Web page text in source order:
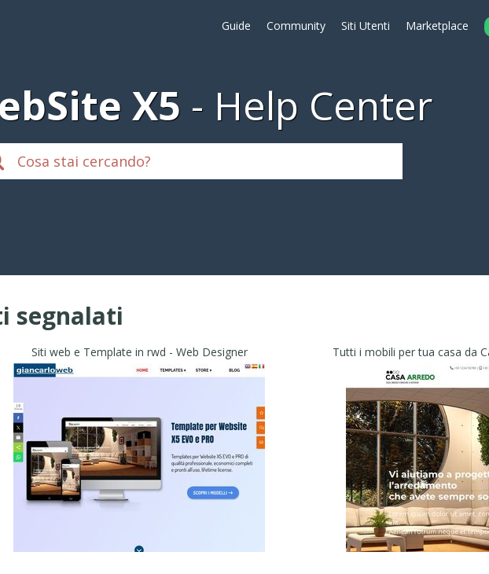
Guide Community Siti Utenti Marketplace
X5 Help Center
segnalati
Siti web e Template in rwd - Web Designer